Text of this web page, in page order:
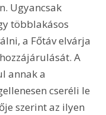
Ugyancsak
többlakásos
a Főtáv elvárja
A
annak a
cseréli le
szerint az ilyen